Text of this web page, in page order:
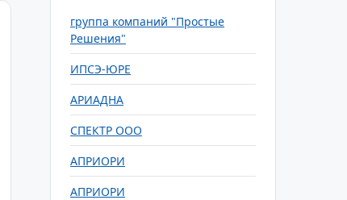
группа компаний "Простые
Решения"
ИПСЭ-ЮРЕ
АРИАДНА
СПЕКТР ООО
АПРИОРИ
АПРИОРИ